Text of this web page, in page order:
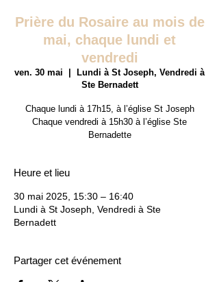
Prière du Rosaire au mois de
mai, chaque lundi et
vendredi
ven. 30 mai
Lundi à St Joseph, Vendredi à
Ste Bernadett
Chaque lundi à 17h15, à l’église St Joseph
Chaque vendredi à 15h30 à l’église Ste
Bernadette
Heure et lieu
30 mai 2025, 15:30 – 16:40
Lundi à St Joseph, Vendredi à Ste
Bernadett
Partager cet événement